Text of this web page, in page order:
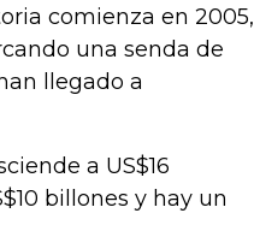
comienza en 2005,
una senda de
llegado a
a US$16
billones y hay un